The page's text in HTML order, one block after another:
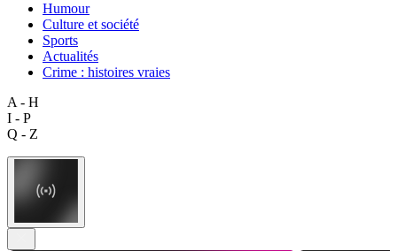
Humour
Culture et société
Sports
Actualités
Crime : histoires vraies
A - H
I - P
Q - Z